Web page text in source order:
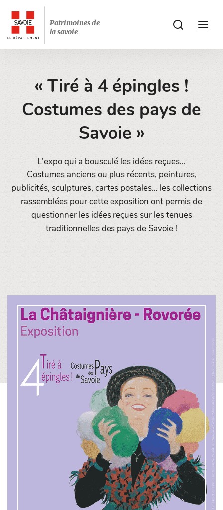
Patrimoines de
la savoie
« Tiré à 4 épingles !
Costumes des pays de
Savoie »
L'expo qui a bousculé les idées reçues...
Costumes anciens ou plus récents, peintures,
publicités, sculptures, cartes postales… les collections
rassemblées pour cette exposition ont permis de
questionner les idées reçues sur les tenues
traditionnelles des pays de Savoie !